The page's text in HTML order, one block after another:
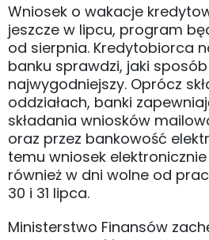
Wniosek o wakacje
jeszcze w lipcu, program
od sierpnia. Kredytobiorca
banku sprawdzi, jaki
najwygodniejszy. Oprócz
oddziałach, banki
składania wniosków
oraz przez bankowość
temu wniosek elektronicznie
również w dni wolne od
30 i 31 lipca.
Ministerstwo Finansów